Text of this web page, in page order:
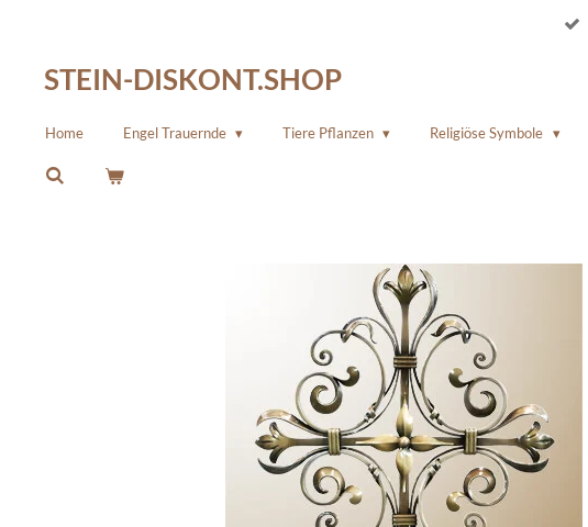
springenSTEIN-DISKONT.SHOP
Home Engel Trauernde Tiere Pflanzen Religiöse Symbole